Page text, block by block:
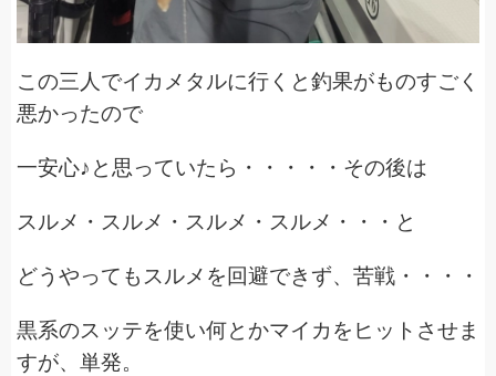
この三人でイカメタルに行くと釣果がものすごく
悪かったので
一安心♪と思っていたら・・・・・その後は
スルメ・スルメ・スルメ・スルメ・・・と
どうやってもスルメを回避できず、苦戦・・・・
黒系のスッテを使い何とかマイカをヒットさせま
すが、単発。